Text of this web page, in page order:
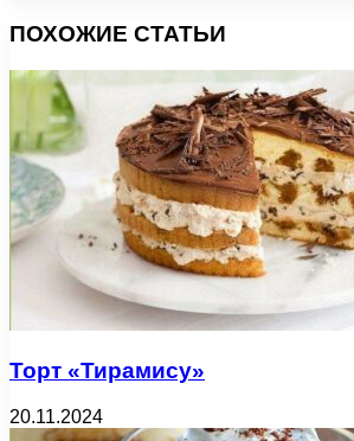
ПОХОЖИЕ СТАТЬИ
Торт «Тирамису»
20.11.2024